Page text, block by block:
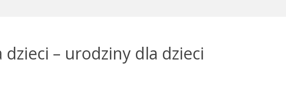
– urodziny dla dzieci